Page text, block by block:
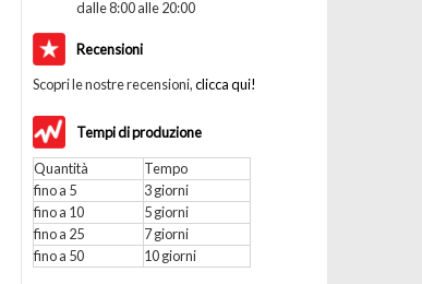
dalle 8:00 alle 20:00
Recensioni
Scopri le nostre recensioni,clicca qui!
Tempi di produzione
Quantità
Tempo
fino a 5
3 giorni
fino a 10
5 giorni
fino a 25
7 giorni
fino a 50
10 giorni